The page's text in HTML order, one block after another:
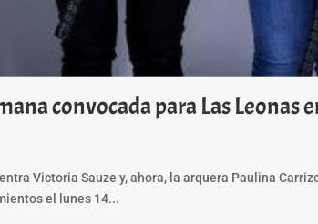
convocada para Las Leonas
Victoria Sauze y, ahora, la arquera Paulina
el lunes 14...